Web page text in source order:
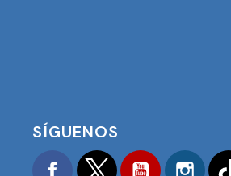
SÍGUENOS
FacebookTwitter YouTube